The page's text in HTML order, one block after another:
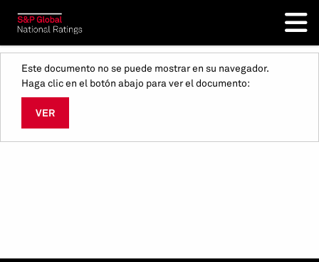
Este documento no se puede mostrar en su navegador.
Haga clic en el botón abajo para ver el documento:
VER